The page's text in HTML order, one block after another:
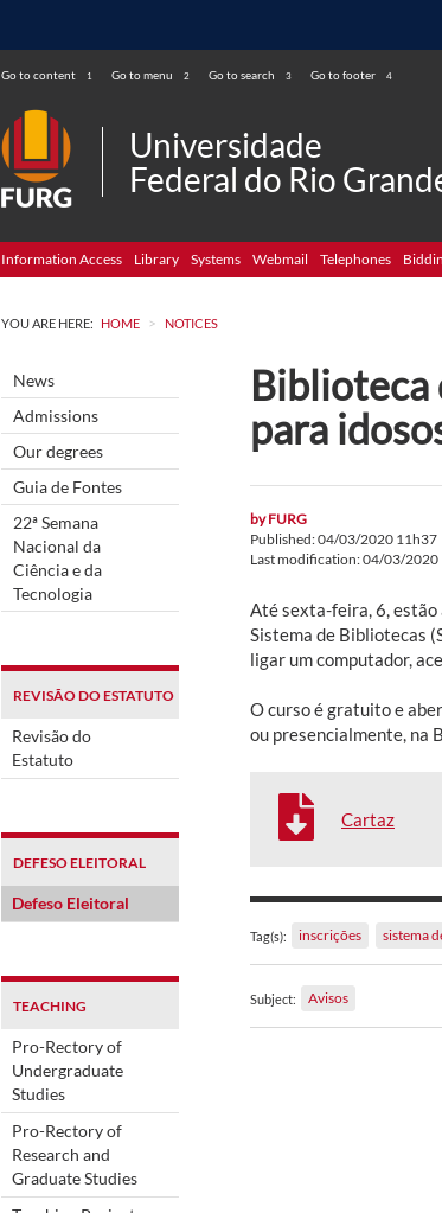
Go to content 1 Go to menu 2 Go to search 3 Go to footer 4
Universidade
Federal do Rio
Information Access Library Systems Webmail Telephones
YOU ARE HERE: HOME > NOTICES
News
Admissions
Our degrees
Guia de Fontes
22ª Semana
Nacional da
Ciência e da
Tecnologia
REVISÃO DO ESTATUTO
Revisão do
Estatuto
DEFESO ELEITORAL
Defeso Eleitoral
TEACHING
Pro-Rectory of
Undergraduate
Studies
Pro-Rectory of
Research and
Graduate Studies
Biblioteca
para
byFURG
Published: 04/03/2020 11h37
Last modification: 04/03/2020
Até sexta-feira, 6,
Sistema de Bibliotecas
ligar um computador,
O curso é gratuito e
ou presencialmente, na
Cartaz
Tag(s): inscrições sistema
Subject: Avisos